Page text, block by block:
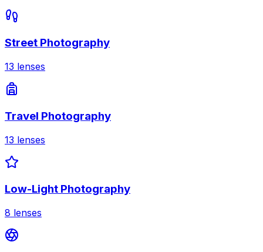
Street Photography
13 lenses
Travel Photography
13 lenses
Low-Light Photography
8 lenses